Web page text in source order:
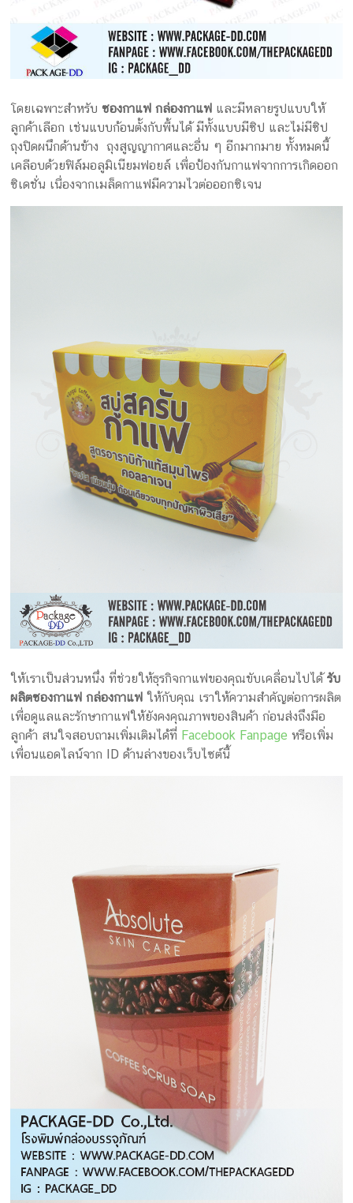
โดยเฉพาะสำหรับซองกาแฟ กล่องกาแฟ และมีหลายรูปแบบให้
ลูกค้าเลือก เช่นแบบก้อนตั้งกับพื้นได้ มีทั้งแบบมีซิป และไม่มีซิป
ถุงปิดผนึกด้านข้าง ถุงสูญญากาศและอื่น ๆ อีกมากมาย ทั้งหมดนี้
เคลือบด้วยฟิล์มอลูมิเนียมฟอยล์ เพื่อป้องกันกาแฟจากการเกิดออก
ซิเดชั่น เนื่องจากเมล็ดกาแฟมีความไวต่อออกซิเจน
ให้เราเป็นส่วนหนึ่ง ที่ช่วยให้ธุรกิจกาแฟของคุณขับเคลื่อนไปได้รับ
ผลิตซองกาแฟ กล่องกาแฟ ให้กับคุณ เราให้ความสำคัญต่อการผลิต
เพื่อดูแลและรักษากาแฟให้ยังคงคุณภาพของสินค้า ก่อนส่งถึงมือ
ลูกค้า สนใจสอบถามเพิ่มเติมได้ที่ Facebook Fanpage หรือเพิ่ม
เพื่อนแอดไลน์จาก ID ด้านล่างของเว็บไซต์นี้